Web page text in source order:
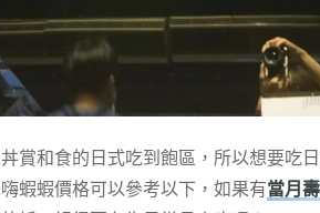
賞和食的日式吃到飽區，所以想要吃
蝦蝦價格可以參考以下，如果有當月